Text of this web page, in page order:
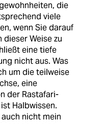
die
viele
wenn Sie darauf
dieser Weise zu
eine tiefe
nicht aus. Was
um die teilweise
eine
der Rastafari-
Halbwissen.
nicht mein